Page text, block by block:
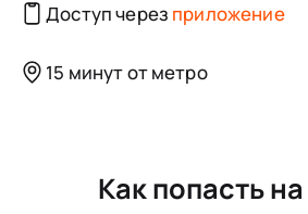
Доступ через приложение
15 минут от метро
Как попасть